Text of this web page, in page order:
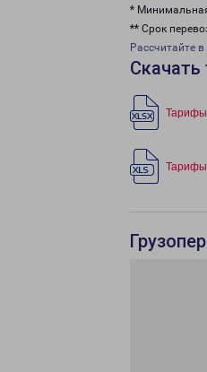
*
** Срок
Рассчитайте
Тарифы
Тарифы